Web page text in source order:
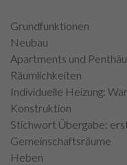
Grundfunktionen
Neubau
Apartments und
Räumlichkeiten
Individuelle Heizung:
Konstruktion
Stichwort Übergabe:
Gemeinschaftsräume
Heben